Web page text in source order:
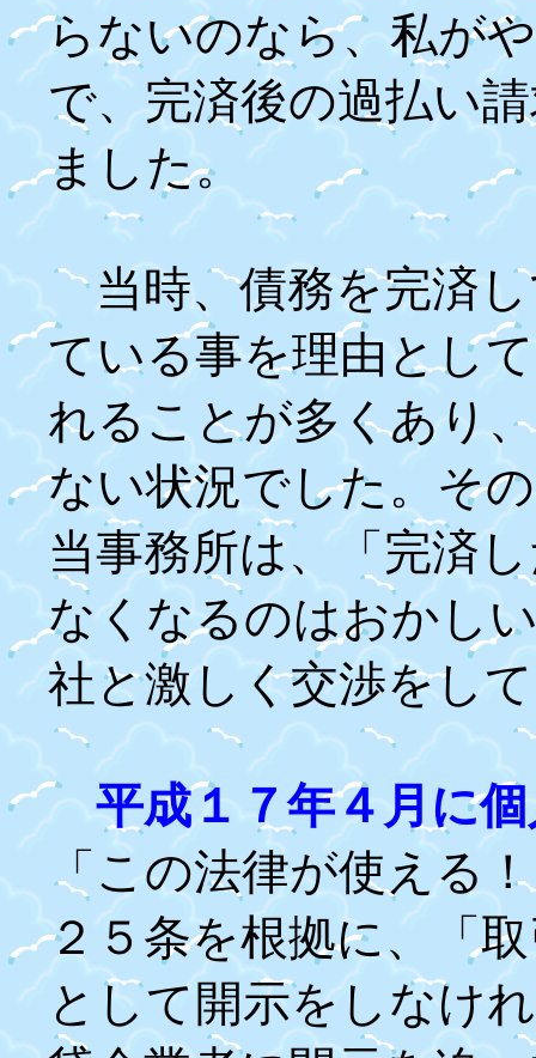
らないのなら、私が
で、完済後の過払い
ました。
当時、債務を完済
ている事を理由とし
れることが多くあり
ない状況でした。そ
当事務所は、「完済
なくなるのはおかし
社と激しく交渉をし
平成１７年４月に
「この法律が使える
２５条を根拠に、「
として開示をしなけ